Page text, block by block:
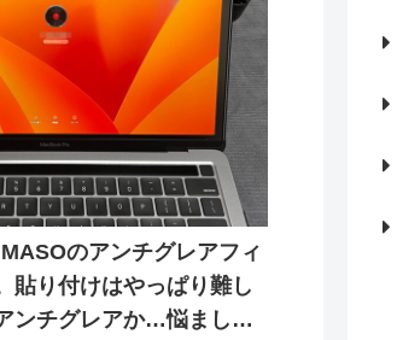
のアンチグレアフィ
貼り付けはやっぱり難し
ンチグレアか…悩ましい